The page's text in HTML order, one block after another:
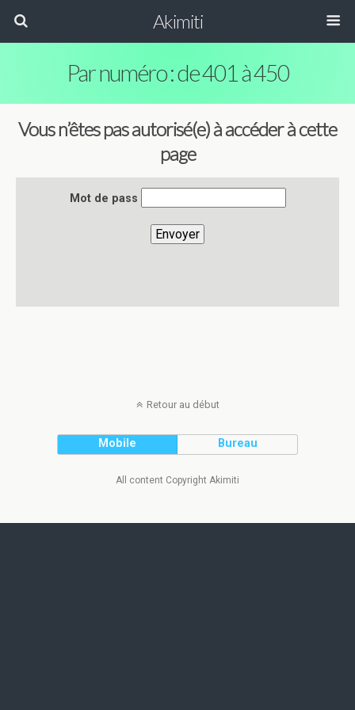
Akimiti
Par numéro : de 401 à 450
Vous n’êtes pas autorisé(e) à accéder à cette
page
Mot de pass
Retour au début
Mobile Bureau
All content Copyright Akimiti